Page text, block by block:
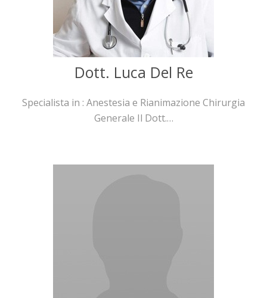
Dott. Luca Del Re
Specialista in : Anestesia e Rianimazione Chirurgia
Generale Il Dott.…